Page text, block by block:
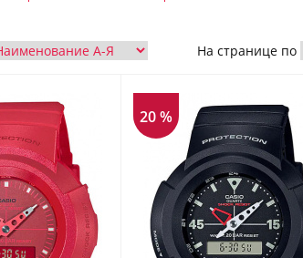
На странице по
20 %